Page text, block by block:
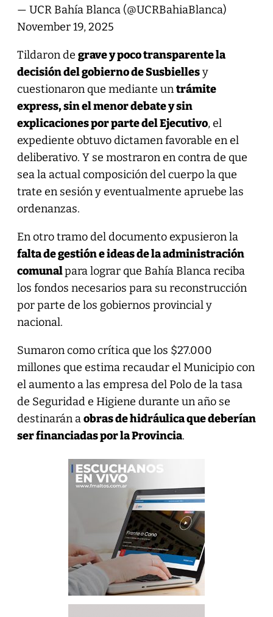
— UCR Bahía Blanca (@UCRBahiaBlanca)
November 19, 2025
Tildaron de grave y poco transparente la
decisión del gobierno de Susbiellesy
cuestionaron que mediante untrámite
express, sin el menor debate y sin
explicaciones por parte del Ejecutivo, el
expediente obtuvo dictamen favorable en el
deliberativo. Y se mostraron en contra de que
sea la actual composición del cuerpo la que
trate en sesión y eventualmente apruebe las
ordenanzas.
En otro tramo del documento expusieron la
falta de gestión e ideas de la administración
comunalpara lograr que Bahía Blanca reciba
los fondos necesarios para su reconstrucción
por parte de los gobiernos provincial y
nacional.
Sumaron como crítica que los $27.000
millones que estima recaudar el Municipio con
el aumento a las empresa del Polo de la tasa
de Seguridad e Higiene durante un año se
destinarán aobras de hidráulica que deberían
ser financiadas por la Provincia.